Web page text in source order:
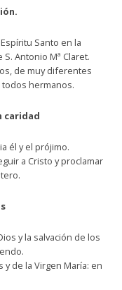
Santo en la
Antonio Mª Claret.
de muy diferentes
hermanos.
caridad
él y el prójimo.
a Cristo y proclamar
y la salvación de los
y de la Virgen María: en